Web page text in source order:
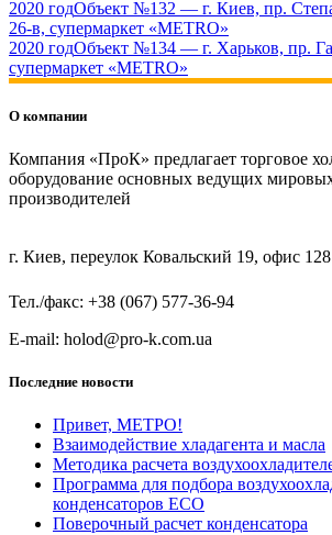
2020 годОбъект №132 — г. Киев, пр.
26-в, супермаркет «METRO»
2020 годОбъект №134 — г. Харьков, пр.
супермаркет «METRO»
О компании
Компания «ПроК» предлагает торговое
оборудование основных ведущих
производителей
г. Киев, переулок Ковальский 19, офис 128
Тел./факс: +38 (067) 577-36-94
E-mail: holod@pro-k.com.ua
Последние новости
Привет, МЕТРО!
Взаимодействие хладагента и масла
Методика расчета
Программа для подбора
конденсаторов ECO
Поверочный расчет конденсатора